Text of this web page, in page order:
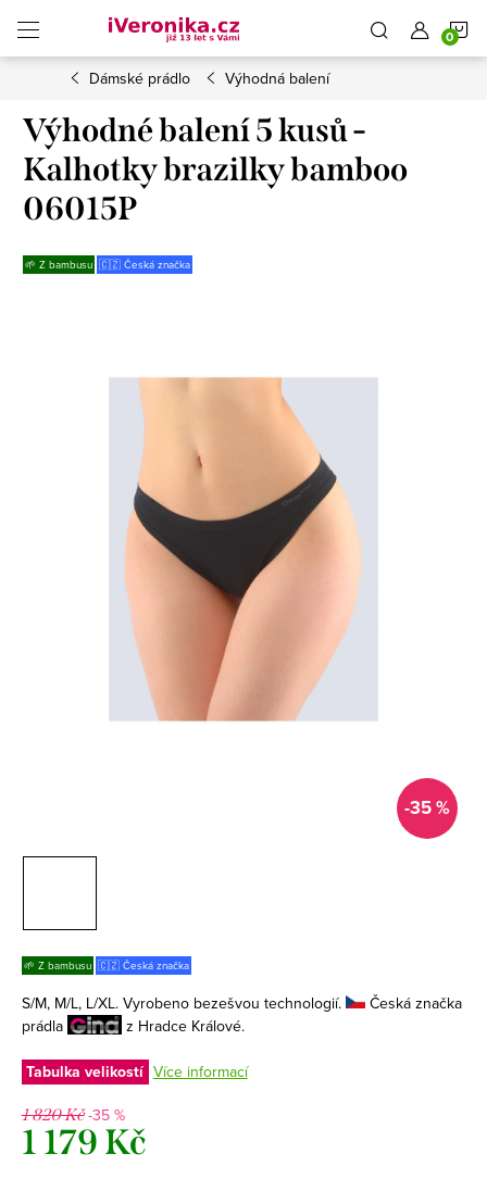
obsah
Dámské prádlo Výhodná balení
Výhodné balení 5 kusů -
Kalhotky brazilky bamboo
06015P
🌱 Z bambusu 🇨🇿 Česká značka
-35 %
🌱 Z bambusu 🇨🇿 Česká značka
S/M, M/L, L/XL. Vyrobeno bezešvou technologií.
Česká značka
prádla
z Hradce Králové.
Tabulka velikostí Více informací
1 820 Kč-35 %
1 179 Kč